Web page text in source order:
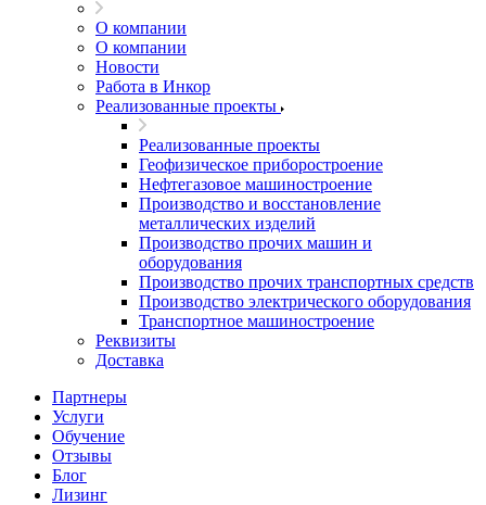
О компании
О компании
Новости
Работа в Инкор
Реализованные проекты
Реализованные проекты
Геофизическое приборостроение
Нефтегазовое машиностроение
Производство и восстановление
металлических изделий
Производство прочих машин и
оборудования
Производство прочих транспортных средств
Производство электрического оборудования
Транспортное машиностроение
Реквизиты
Доставка
Партнеры
Услуги
Обучение
Отзывы
Блог
Лизинг